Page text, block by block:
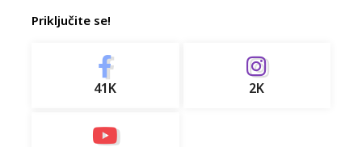
Priključite se!
41K 2K